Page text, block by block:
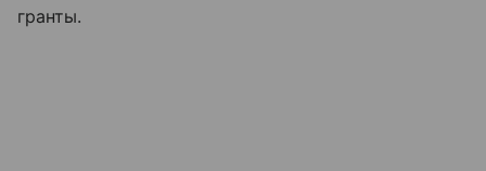
гранты.